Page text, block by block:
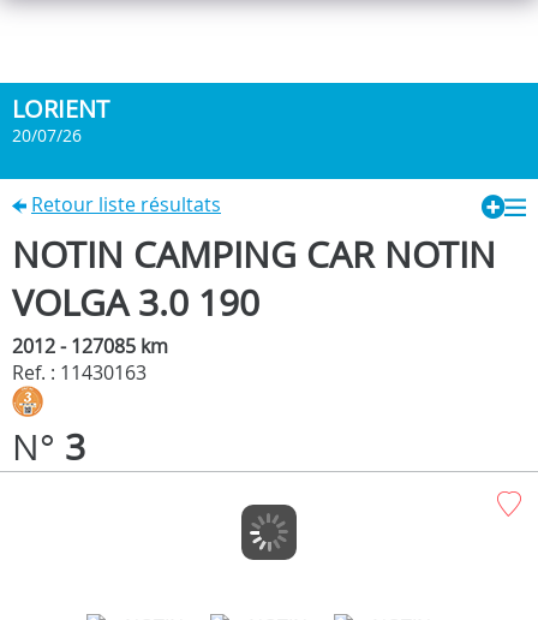
LORIENT
20/07/26
Retour liste résultats
NOTIN CAMPING CAR NOTIN
VOLGA 3.0 190
2012 - 127085 km
Ref. : 11430163
N° 3